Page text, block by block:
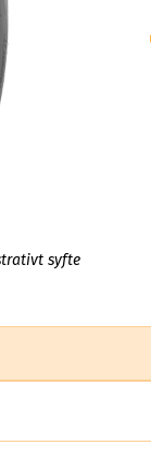
syfte